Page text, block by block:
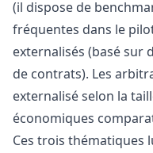
(il dispose de
fréquentes dans le
externalisés (basé sur
de contrats). Les
externalisé selon la
économiques
Ces trois thématiques